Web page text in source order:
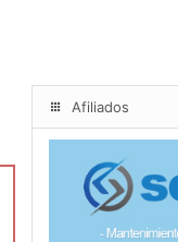
Afiliados